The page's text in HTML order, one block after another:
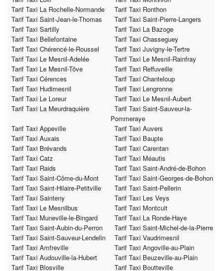
Tarif Taxi La Rochelle-Normande
Tarif Taxi Ronthon
Tarif Taxi Saint-Jean-le-Thomas
Tarif Taxi Saint-Pierre-Langers
Tarif Taxi Sartilly
Tarif Taxi La Bazoge
Tarif Taxi Bellefontaine
Tarif Taxi Chasseguey
Tarif Taxi Chérencé-le-Roussel
Tarif Taxi Juvigny-le-Tertre
Tarif Taxi Le Mesnil-Adelée
Tarif Taxi Le Mesnil-Rainfray
Tarif Taxi Le Mesnil-Tôve
Tarif Taxi Reffuveille
Tarif Taxi Cérences
Tarif Taxi Chanteloup
Tarif Taxi Hudimesnil
Tarif Taxi Lengronne
Tarif Taxi Le Loreur
Tarif Taxi Le Mesnil-Aubert
Tarif Taxi La Meurdraquière
Tarif Taxi Saint-Sauveur-la-
Pommeraye
Tarif Taxi Appeville
Tarif Taxi Auvers
Tarif Taxi Auxais
Tarif Taxi Baupte
Tarif Taxi Brévands
Tarif Taxi Carentan
Tarif Taxi Catz
Tarif Taxi Méautis
Tarif Taxi Raids
Tarif Taxi Saint-André-de-Bohon
Tarif Taxi Saint-Côme-du-Mont
Tarif Taxi Saint-Georges-de-Bohon
Tarif Taxi Saint-Hilaire-Petitville
Tarif Taxi Saint-Pellerin
Tarif Taxi Sainteny
Tarif Taxi Les Veys
Tarif Taxi Le Mesnilbus
Tarif Taxi Montcuit
Tarif Taxi Muneville-le-Bingard
Tarif Taxi La Ronde-Haye
Tarif Taxi Saint-Aubin-du-Perron
Tarif Taxi Saint-Michel-de-la-Pierre
Tarif Taxi Saint-Sauveur-Lendelin
Tarif Taxi Vaudrimesnil
Tarif Taxi Amfreville
Tarif Taxi Angoville-au-Plain
Tarif Taxi Audouville-la-Hubert
Tarif Taxi Beuzeville-au-Plain
Tarif Taxi Blosville
Tarif Taxi Boutteville